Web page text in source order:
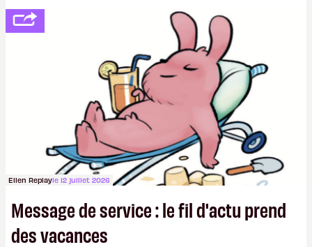
se consoler, le PDG David Baszucki peut compter
sur le déblocage du jeu en Russie et l'explosion des
joueurs majeurs (+32 %). L'avenir appartient donc
aux adultes, qui ne sont jamais que des enfants
avec du pouvoir d'achat.P.
Ellen Replayle 12 juillet 2026
Message de service : le fil d'actu prend
des vacances